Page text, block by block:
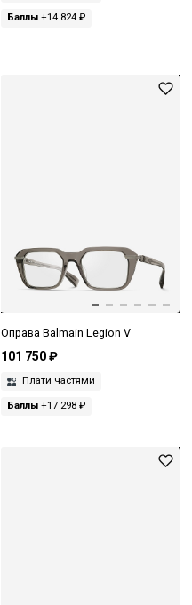
Баллы+14 824 ₽
Оправа Balmain Legion V
101 750 ₽
Плати частями
Баллы+17 298 ₽